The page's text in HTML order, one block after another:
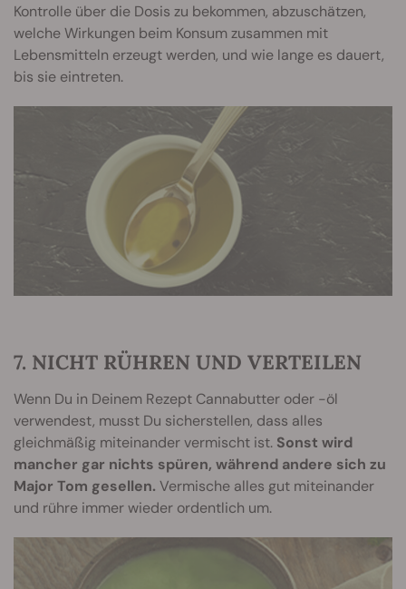
Kontrolle über die Dosis zu bekommen, abzuschätzen,
welche Wirkungen beim Konsum zusammen mit
Lebensmitteln erzeugt werden, und wie lange es dauert,
bis sie eintreten.
7. NICHT RÜHREN UND VERTEILEN
Wenn Du in Deinem Rezept Cannabutter oder -öl
verwendest, musst Du sicherstellen, dass alles
gleichmäßig miteinander vermischt ist. Sonst wird
mancher gar nichts spüren, während andere sich zu
Major Tom gesellen. Vermische alles gut miteinander
und rühre immer wieder ordentlich um.